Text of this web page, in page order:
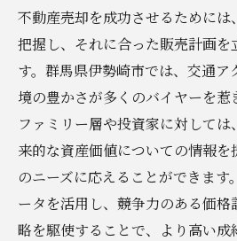
不動産売却を成功させるためには
把握し、それに合った販売計画を
す。群馬県伊勢崎市では、交通ア
境の豊かさが多くのバイヤーを惹
ファミリー層や投資家に対して
来的な資産価値についての情報を
のニーズに応えることができま
ータを活用し、競争力のある価
略を駆使することで、より高い成